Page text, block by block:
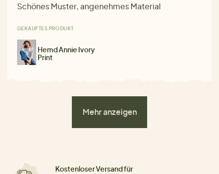
Schönes Muster, angenehmes Material
GEKAUFTES PRODUKT
Hemd Annie Ivory
Print
Mehr anzeigen
Kostenloser Versand für